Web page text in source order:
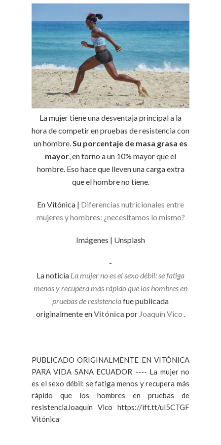
La mujer tiene una desventaja principal a la
hora de competir en pruebas de resistencia con
un hombre.Su porcentaje de masa grasa es
mayor, en torno a un 10% mayor que el
hombre. Eso hace que lleven una carga extra
que el hombre no tiene.
En Vitónica | Diferencias nutricionales entre
mujeres y hombres: ¿necesitamos lo mismo?
Imágenes | Unsplash
-
La noticia La mujer no es el sexo débil: se fatiga
menos y recupera más rápido que los hombres en
pruebas de resistenciafue publicada
originalmente enVitónica por Joaquín Vico .
PUBLICADO ORIGINALMENTE EN VITÓNICA
PARA VIDA SANA ECUADOR ---- La mujer no
es el sexo débil: se fatiga menos y recupera más
rápido que los hombres en pruebas de
resistenciaJoaquín Vico https://ift.tt/ul5CTGF
Vitónica